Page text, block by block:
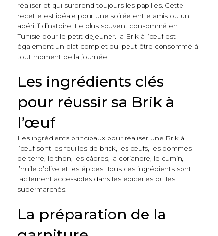
réaliser et qui surprend toujours les papilles. Cette
recette est idéale pour une soirée entre amis ou un
apéritif dînatoire. Le plus souvent consommé en
Tunisie pour le petit déjeuner, la Brik à l’œuf est
également un plat complet qui peut être consommé à
tout moment de la journée.
Les ingrédients clés
pour réussir sa Brik à
l’œuf
Les ingrédients principaux pour réaliser une Brik à
l’œuf sont les feuilles de brick, les œufs, les pommes
de terre, le thon, les câpres, la coriandre, le cumin,
l’huile d’olive et les épices. Tous ces ingrédients sont
facilement accessibles dans les épiceries ou les
supermarchés.
La préparation de la